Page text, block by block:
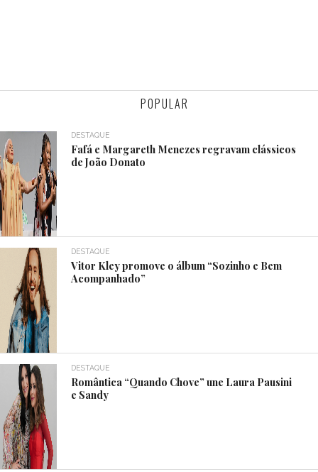
POPULAR
DESTAQUE
Fafá e Margareth Menezes regravam clássicos
de João Donato
DESTAQUE
Vitor Kley promove o álbum “Sozinho e Bem
Acompanhado”
DESTAQUE
Romântica “Quando Chove” une Laura Pausini
e Sandy